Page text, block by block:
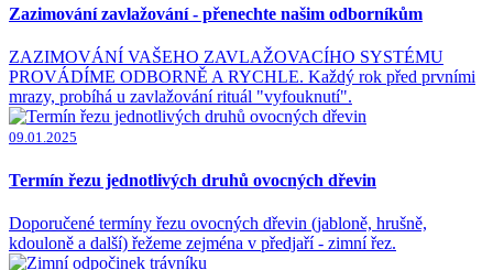
Zazimování zavlažování - přenechte našim odborníkům
ZAZIMOVÁNÍ VAŠEHO ZAVLAŽOVACÍHO SYSTÉMU
PROVÁDÍME ODBORNĚ A RYCHLE. Každý rok před prvními
mrazy, probíhá u zavlažování rituál "vyfouknutí".
09.01.2025
Termín řezu jednotlivých druhů ovocných dřevin
Doporučené termíny řezu ovocných dřevin (jabloně, hrušně,
kdouloně a další) řežeme zejména v předjaří - zimní řez.